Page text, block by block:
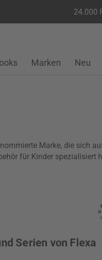
24.000
Marken Neu
Marke, die sich
für Kinder spezialisiert
Serien von Flexa